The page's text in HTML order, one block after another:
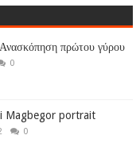
πρώτου γύρου
0
Magbegor portrait
0